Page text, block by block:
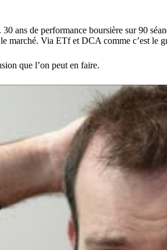
ans de performance boursière sur 90
marché. Via ETf et DCA comme c’est le
que l’on peut en faire.